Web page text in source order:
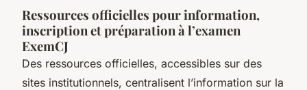
Ressources officielles pour information,
inscription et préparation à l’examen
ExemCJ
Des ressources officielles, accessibles sur des
sites institutionnels, centralisent l’information sur la